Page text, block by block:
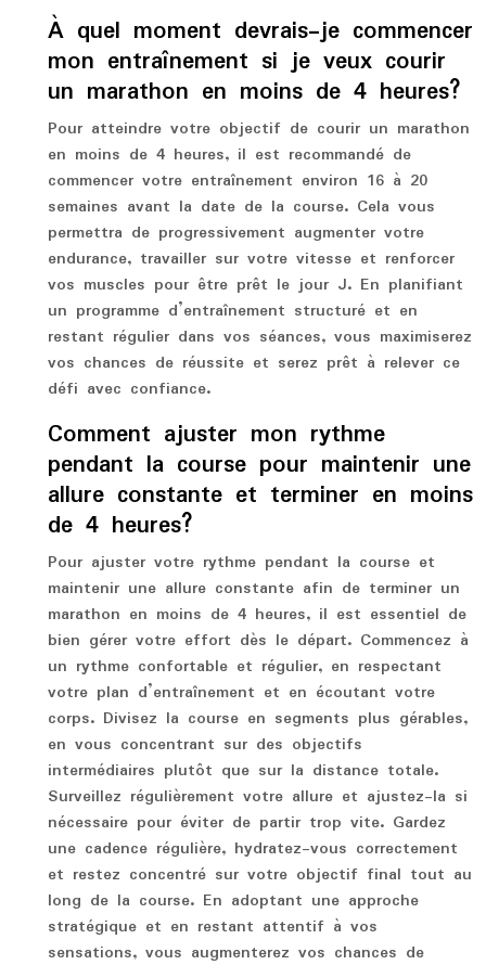
À quel moment devrais-je commencer
mon entraînement si je veux courir
un marathon en moins de 4 heures?
Pour atteindre votre objectif de courir un marathon
en moins de 4 heures, il est recommandé de
commencer votre entraînement environ 16 à 20
semaines avant la date de la course. Cela vous
permettra de progressivement augmenter votre
endurance, travailler sur votre vitesse et renforcer
vos muscles pour être prêt le jour J. En planifiant
un programme d’entraînement structuré et en
restant régulier dans vos séances, vous maximiserez
vos chances de réussite et serez prêt à relever ce
défi avec confiance.
Comment ajuster mon rythme
pendant la course pour maintenir une
allure constante et terminer en moins
de 4 heures?
Pour ajuster votre rythme pendant la course et
maintenir une allure constante afin de terminer un
marathon en moins de 4 heures, il est essentiel de
bien gérer votre effort dès le départ. Commencez à
un rythme confortable et régulier, en respectant
votre plan d’entraînement et en écoutant votre
corps. Divisez la course en segments plus gérables,
en vous concentrant sur des objectifs
intermédiaires plutôt que sur la distance totale.
Surveillez régulièrement votre allure et ajustez-la si
nécessaire pour éviter de partir trop vite. Gardez
une cadence régulière, hydratez-vous correctement
et restez concentré sur votre objectif final tout au
long de la course. En adoptant une approche
stratégique et en restant attentif à vos
sensations, vous augmenterez vos chances de